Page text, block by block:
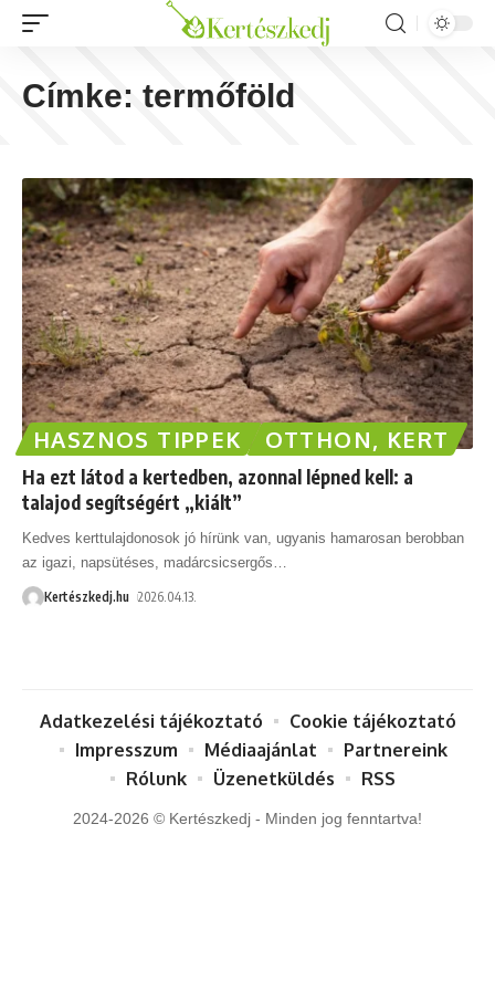
Címke: termőföld
HASZNOS TIPPEK OTTHON, KERT
Ha ezt látod a kertedben, azonnal lépned kell: a
talajod segítségért „kiált”
Kedves kerttulajdonosok jó hírünk van, ugyanis hamarosan berobban
az igazi, napsütéses, madárcsicsergős
Kertészkedj.hu 2026.04.13.
2024-2026 © Kertészkedj - Minden jog fenntartva!
Adatkezelési tájékoztató
Cookie tájékoztató
Impresszum
Médiaajánlat
Partnereink
Rólunk
Üzenetküldés RSS